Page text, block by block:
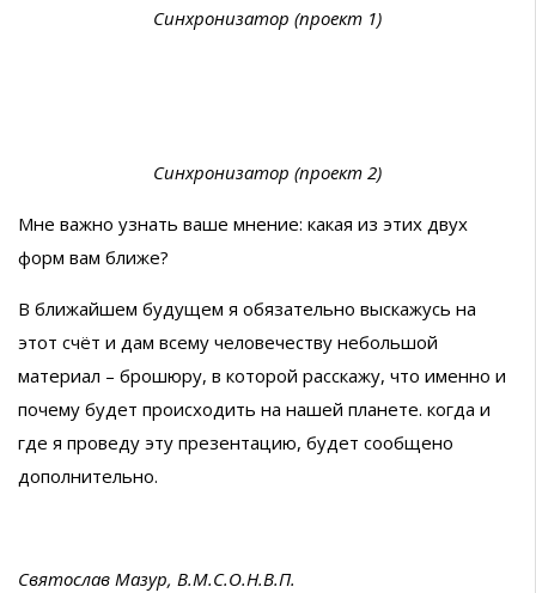
Синхронизатор (проект 1)
Синхронизатор (проект 2)
Мне важно узнать ваше мнение: какая из этих двух
форм вам ближе?
В ближайшем будущем я обязательно выскажусь на
этот счёт и дам всему человечеству небольшой
материал – брошюру, в которой расскажу, что именно и
почему будет происходить на нашей планете. когда и
где я проведу эту презентацию, будет сообщено
дополнительно.
Святослав Мазур, В.М.С.О.Н.В.П.